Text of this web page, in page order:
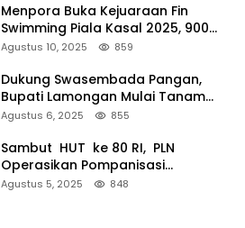
Menpora Buka Kejuaraan Fin
Swimming Piala Kasal 2025, 900
Atlet Ambil Bagian
Agustus 10, 2025 859
Dukung Swasembada Pangan,
Bupati Lamongan Mulai Tanam
Padi Musim Ketiga
Agustus 6, 2025 855
Sambut HUT ke 80 RI, PLN
Operasikan Pompanisasi
Persawahan dan Akses Air Bersih
Agustus 5, 2025 848